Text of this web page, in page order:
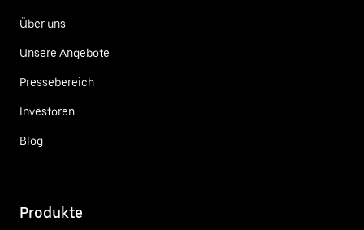
Über uns
Unsere Angebote
Pressebereich
Investoren
Blog
Produkte